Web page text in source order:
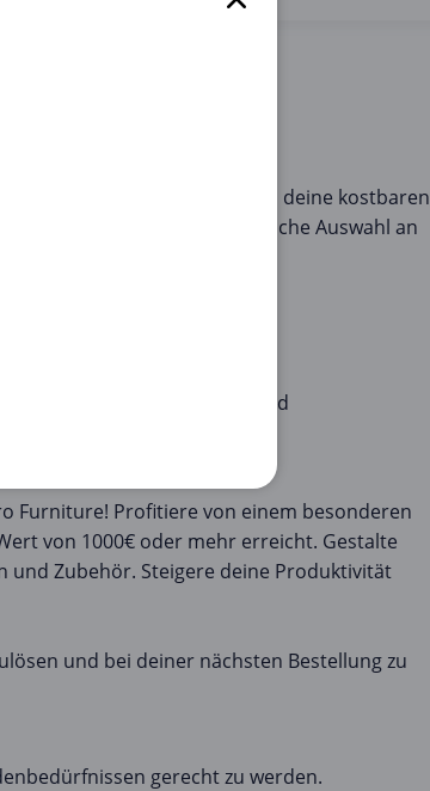
der besten Angebote, um deine kostbaren
Unsere umfangreiche Auswahl an
zu überstrapazieren.
Angebot. Ausgenommen sind
jetzt deine Ersparnisse!
Furniture! Profitiere von einem besonderen
von 1000€ oder mehr erreicht. Gestalte
Zubehör. Steigere deine Produktivität
und bei deiner nächsten Bestellung zu
gerecht zu werden.